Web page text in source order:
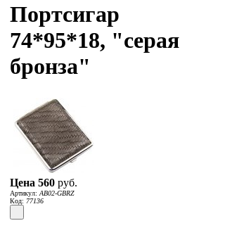
Портсигар
74*95*18, "серая
бронза"
Цена 560 руб.
Артикул: AB02-GBRZ
Код: 77136